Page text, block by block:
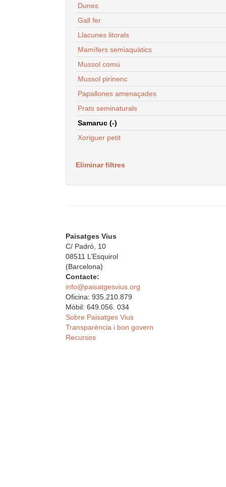
Dunes
Gall fer
Llacunes litorals
Mamífers semiaquàtics
Mussol comú
Mussol pirinenc
Papallones amenaçades
Prats seminaturals
Samaruc (-)
Xoriguer petit
Eliminar filtres
Paisatges Vius
C/ Padró, 10
08511 L’Esquirol
(Barcelona)
Contacte:
info@paisatgesvius.org
Oficina: 935.210.879
Mòbil: 649.056. 034
Sobre Paisatges Vius
Transparència i bon govern
Recursos